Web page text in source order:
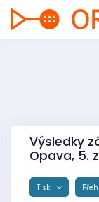
Výsledky
Opava, 5.
Tisk